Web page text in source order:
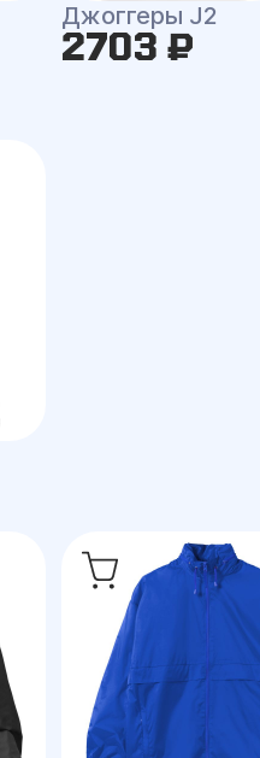
Джоггеры J2
2703 ₽